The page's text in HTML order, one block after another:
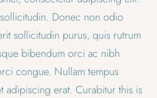
Donec non odio
sollicitudin purus, quis rutrum
bibendum orci ac nibh
congue. Nullam tempus
adipiscing erat. Curabitur this is